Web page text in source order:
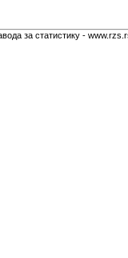
за статистику -